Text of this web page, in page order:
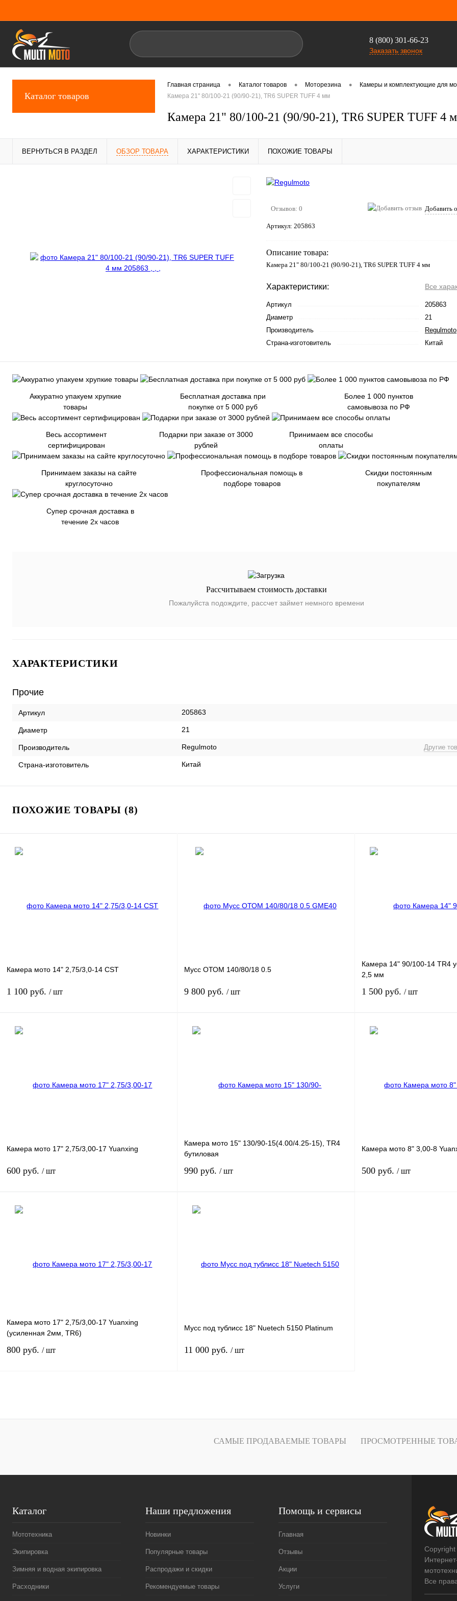
8 (800) 301-66-23
Заказать звонок
Каталог товаров
Главная страница • Каталог товаров • Моторезина •
Камеры и комплектующие для
Камера 21" 80/100-21 (90/90-21), TR6 SUPER TUFF 4 мм
Камера 21" 80/100-21 (90/90-21), TR6 SUPER TUFF 4
ВЕРНУТЬСЯ В РАЗДЕЛ ОБЗОР ТОВАРА ХАРАКТЕРИСТИКИ ПОХОЖИЕ ТОВАРЫ
Отзывов: 0 Добавить
Артикул: 205863
Описание товара:
Камера 21" 80/100-21 (90/90-21), TR6 SUPER TUFF 4 мм
Характеристики: Все
Артикул
205863
Диаметр
21
Производитель
Regulmoto
Страна-изготовитель
Китай
Аккуратно упакуем хрупкие
товары
Бесплатная доставка при
покупке от 5 000 руб
Более 1 000 пунктов
самовывоза по РФ
Весь ассортимент
сертифицирован
Подарки при заказе от 3000
рублей
Принимаем все способы
оплаты
Принимаем заказы на сайте
круглосуточно
Профессиональная помощь в
подборе товаров
Скидки постоянным
покупателям
Супер срочная доставка в
течение 2х часов
Рассчитываем стоимость доставки
Пожалуйста подождите, рассчет займет немного времени
ХАРАКТЕРИСТИКИ
Прочие
Артикул 205863
Диаметр 21
Производитель Regulmoto Другие
Страна-изготовитель Китай
ПОХОЖИЕ ТОВАРЫ (8)
Камера мото 14" 2,75/3,0-14 CST
1 100 руб. / шт
наличии
Мусс ОТОМ 140/80/18 0.5
9 800 руб. / шт
наличии
Камера 14" 90/100-14 TR4
2,5 мм
1 500 руб. / шт
Камера мото 17" 2,75/3,00-17 Yuanxing
600 руб. / шт
наличии
Камера мото 15" 130/90-15(4.00/4.25-15), TR4
бутиловая
990 руб. / шт
наличии
Камера мото 8" 3,00-8
500 руб. / шт
Камера мото 17" 2,75/3,00-17 Yuanxing
(усиленная 2мм, TR6)
800 руб. / шт
Купить в 1 клик К сравнению
Мусс под тублисс 18" Nuetech 5150 Platinum
11 000 руб. / шт
Купить в 1 клик К сравнению
САМЫЕ ПРОДАВАЕМЫЕ ТОВАРЫ ПРОСМОТРЕННЫЕ
Каталог
Мототехника
Экипировка
Зимняя и водная экипировка
Расходники
Наши предложения
Новинки
Популярные товары
Распродажи и скидки
Рекомендуемые товары
Помощь и сервисы
Главная
Отзывы
Акции
Услуги
Все